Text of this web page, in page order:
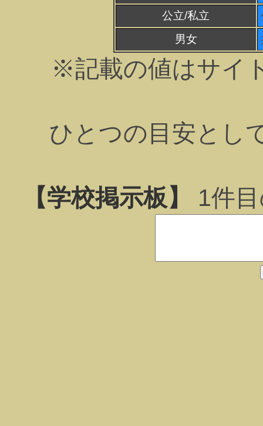
公立/私立
男女
※記載の値はサイ
ひとつの目安とし
【学校掲示板】 1件